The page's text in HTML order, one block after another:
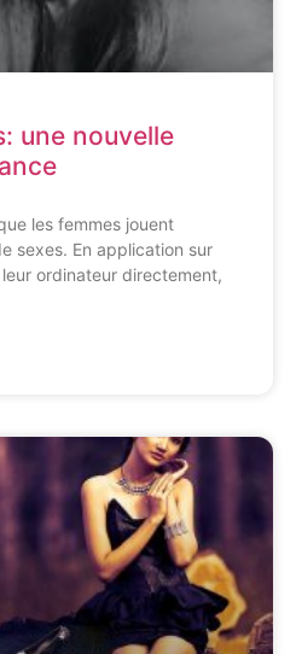
une nouvelle
les femmes jouent
sexes. En application sur
ordinateur directement,